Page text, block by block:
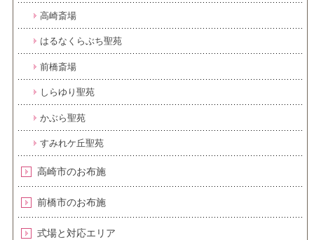
高崎斎場
はるなくらぶち聖苑
前橋斎場
しらゆり聖苑
かぶら聖苑
すみれケ丘聖苑
高崎市のお布施
前橋市のお布施
式場と対応エリア